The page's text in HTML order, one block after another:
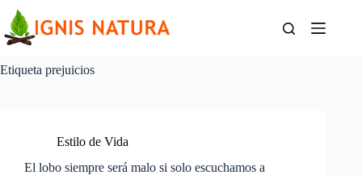
contenido
Etiqueta prejuicios
Estilo de Vida
El lobo siempre será malo si solo escuchamos a